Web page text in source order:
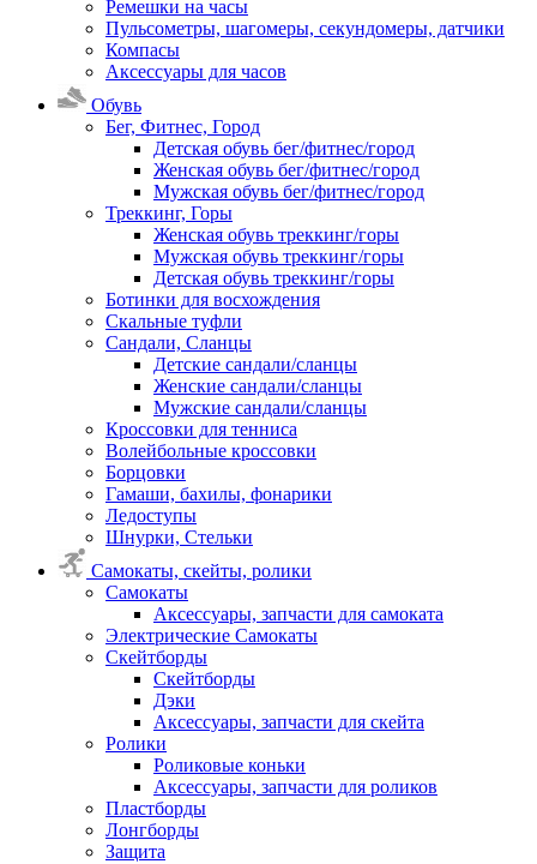
Ремешки на часы
Пульсометры, шагомеры, секундомеры, датчики
Компасы
Аксессуары для часов
Обувь
Бег, Фитнес, Город
Детская обувь бег/фитнес/город
Женская обувь бег/фитнес/город
Мужская обувь бег/фитнес/город
Треккинг, Горы
Женская обувь треккинг/горы
Мужская обувь треккинг/горы
Детская обувь треккинг/горы
Ботинки для восхождения
Скальные туфли
Сандали, Сланцы
Детские сандали/сланцы
Женские сандали/сланцы
Мужские сандали/сланцы
Кроссовки для тенниса
Волейбольные кроссовки
Борцовки
Гамаши, бахилы, фонарики
Ледоступы
Шнурки, Стельки
Самокаты, скейты, ролики
Самокаты
Аксессуары, запчасти для самоката
Электрические Самокаты
Скейтборды
Скейтборды
Дэки
Аксессуары, запчасти для скейта
Ролики
Роликовые коньки
Аксессуары, запчасти для роликов
Пластборды
Лонгборды
Защита